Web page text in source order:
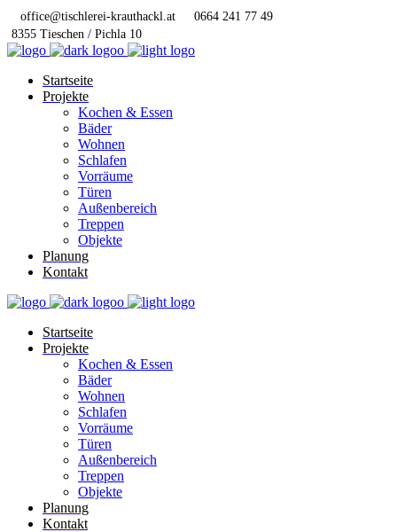
office@tischlerei-krauthackl.at
0664 241 77 49
8355 Tieschen / Pichla 10
Startseite
Projekte
Kochen & Essen
Bäder
Wohnen
Schlafen
Vorräume
Türen
Außenbereich
Treppen
Objekte
Planung
Kontakt
Startseite
Projekte
Kochen & Essen
Bäder
Wohnen
Schlafen
Vorräume
Türen
Außenbereich
Treppen
Objekte
Planung
Kontakt